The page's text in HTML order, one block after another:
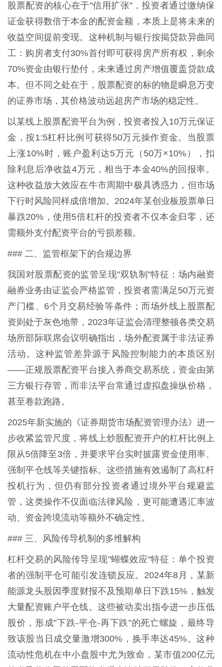
股票配资的核心在于"信用扩张"，投资者通过缴纳保
证金获得数倍于本金的配资金额，本质上是将未来的
收益空间提前变现。这种机制与银行按揭贷款异曲同
工：购房者支付30%首付即可获得房产所有权，剩余
70%资金由银行垫付，未来通过房产增值覆盖贷款成
本。但不同之处在于，股票配资的标的物是瞬息万变
的证券市场，其价格波动远超房产市场的稳定性。
以某线上股票配资平台为例，投资者投入10万元保证
金，按1:5杠杆比例可获得50万元操作资金。当股票
上涨10%时，账户盈利达5万元（50万×10%），扣
除利息后净收益4万元，相当于本金40%的回报率。
这种收益放大效应在牛市周期中极具诱惑力，但市场
下行时风险同样成倍增加。2024年某创业板股票单日
暴跌20%，使用5倍杠杆的投资者不仅本金归零，还
需额外支付配资平台的亏损差额。
### 二、监管框架下的合规边界
我国对股票配资的监管呈现"双轨制"特征：场内融资
融券业务由证监会严格监管，投资者需满足50万元资
产门槛、6个月交易经验等条件；而场外线上股票配
资则处于灰色地带，2023年证监会清理整顿各类交易
场所部际联席会议明确指出，场外配资属于非法证券
活动。这种监管差异源于风险控制能力的本质区别
——正规股票配资平台接入券商交易系统，资金由第
三方银行存管，而非法平台常通过虚拟盘操纵价格，
甚至卷款跑路。
2025年新实施的《证券期货市场配资管理办法》进一
步收紧监管尺度，将线上炒股配资开户的杠杆比例上
限从5倍降至3倍，并要求平台实时披露资金使用率、
强制平仓线等关键指标。这些措施有效遏制了高杠杆
投机行为，但仍有部分投资者通过境外平台规避监
管，这类操作不仅面临法律风险，更可能遭遇汇率波
动、资金跨境流动等额外不确定性。
### 三、风险传导机制的多维解构
杠杆交易的风险传导呈现"蝴蝶效应"特征：单个投资
者的强制平仓可能引发连锁反应。2024年8月，某新
能源龙头股因季度财报不及预期单日下跌15%，触发
大量配资账户平仓线。这些被动卖出指令进一步压低
股价，形成"下跌-平仓-再下跌"的死亡螺旋，最终导
致该股当日成交量激增300%，换手率达45%。这种
流动性危机在中小盘股中尤为致命，某市值200亿元